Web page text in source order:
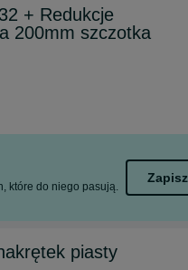
+ Redukcje
200mm szczotka
które do niego pasują.
Zapisz
piasty